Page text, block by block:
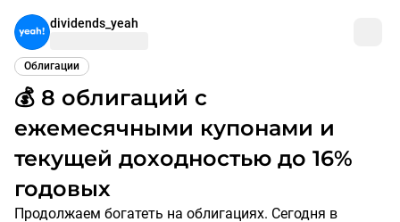
dividends_yeah
Облигации
💰 8 облигаций с
ежемесячными купонами и
текущей доходностью до 16%
годовых
Продолжаем богатеть на облигациях. Сегодня в